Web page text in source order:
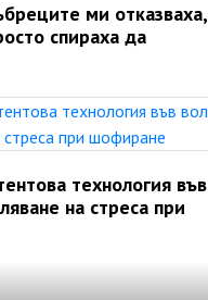
ми отказваха,
спираха да
технология във
на стреса при